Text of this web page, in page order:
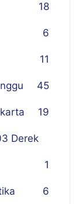
18
6
11
45
19
Derek
1
6